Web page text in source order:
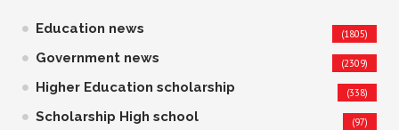
Education news (1805)
Government news (2309)
Higher Education scholarship (338)
Scholarship High school (97)